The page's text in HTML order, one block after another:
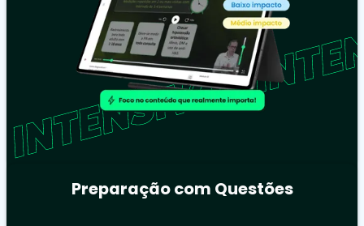
Preparação com Questões